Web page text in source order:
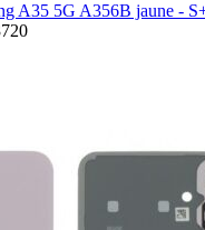
A35 5G A356B jaune -